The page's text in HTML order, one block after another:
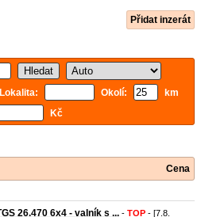
Přidat inzerát
Lokalita:
Okolí:
km
Kč
Cena
26.470 6x4 - valník s ... - TOP - [7.8.